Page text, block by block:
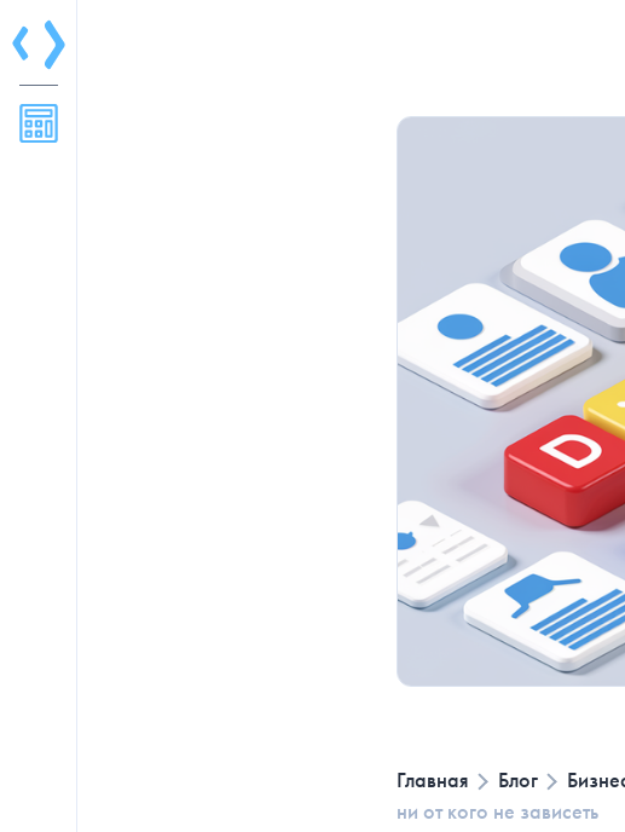
Главная Блог
ни от кого не зависеть